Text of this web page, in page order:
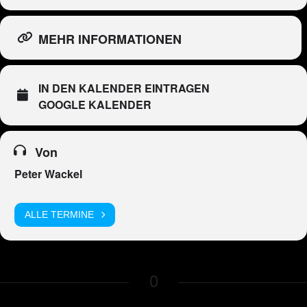
MEHR INFORMATIONEN
IN DEN KALENDER EINTRAGEN
GOOGLE KALENDER
Von
Peter Wackel
ALLE TERMINE
0